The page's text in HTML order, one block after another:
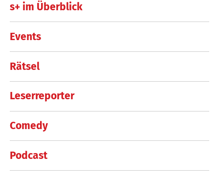
s+ im Überblick
Events
Rätsel
Leserreporter
Comedy
Podcast